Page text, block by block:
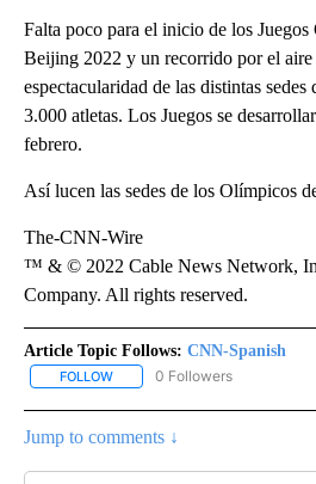
Falta poco para el inicio de los
Beijing 2022 y un recorrido por el aire
espectacularidad de las distintas
3.000 atletas. Los Juegos se
febrero.
Así lucen las sedes de los Olímpicos
The-CNN-Wire
™ & © 2022 Cable News Network,
Company. All rights reserved.
Article Topic Follows: CNN-Spanish
FOLLOW FOLLOW "CNN-SPANISH" TO
0 Followers
Jump to comments ↓